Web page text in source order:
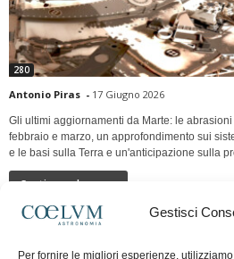
Gestisci
Per fornire le migliori esperienze,
280
Antonio Piras - 17 Giugno 2026
Gli ultimi aggiornamenti da Marte: le
febbraio e marzo, un approfondimento sui
e le basi sulla Terra e un'anticipazione sulla
Continua a leggere